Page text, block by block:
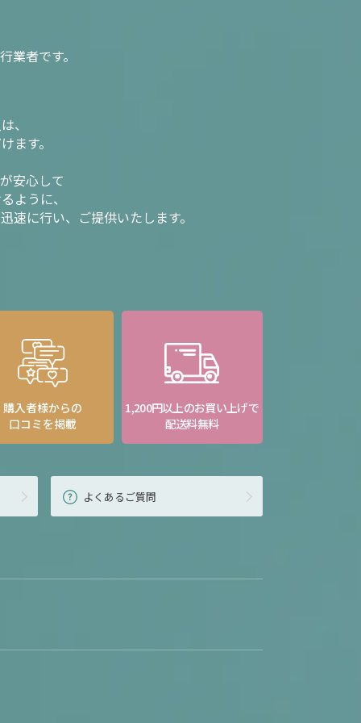
業者です。
、
ます。
安心して
ように、
速に行い、ご提供いたします。
購入者様からの
口コミを掲載
1,200円以上のお買い上げで
配送料無料
よくあるご質問